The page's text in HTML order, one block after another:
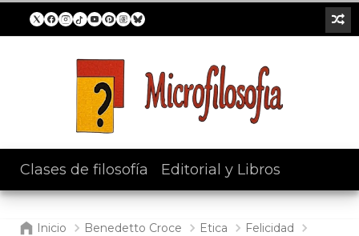
Clases de filosofía Editorial y Libros
Inicio Benedetto Croce Etica
Felicidad